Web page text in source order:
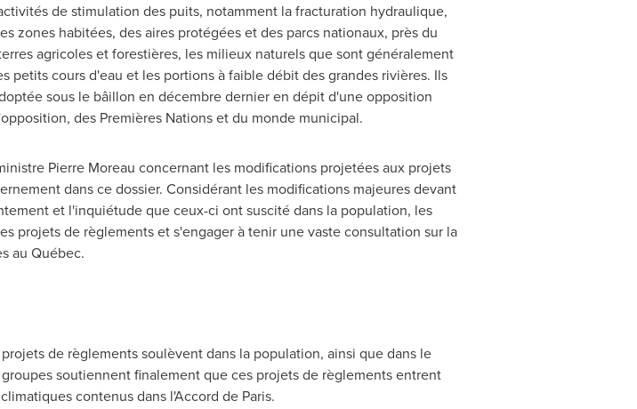
de stimulation des puits, notamment la fracturation hydraulique,
zones habitées, des aires protégées et des parcs nationaux, près du
agricoles et forestières, les milieux naturels que sont généralement
petits cours d'eau et les portions à faible débit des grandes rivières. Ils
sous le bâillon en décembre dernier en dépit d'une opposition
des Premières Nations et du monde municipal.
Pierre Moreau concernant les modifications projetées aux projets
dans ce dossier. Considérant les modifications majeures devant
et l'inquiétude que ceux-ci ont suscité dans la population, les
projets de règlements et s'engager à tenir une vaste consultation sur la
au Québec.
de règlements soulèvent dans la population, ainsi que dans le
soutiennent finalement que ces projets de règlements entrent
contenus dans l'Accord de Paris.